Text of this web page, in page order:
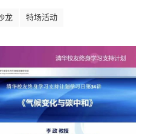
苑
界
赛
介
龙 特场活动